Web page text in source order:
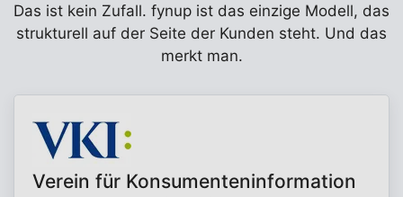
Das ist kein Zufall. fynup ist das einzige Modell, das
strukturell auf der Seite der Kunden steht. Und das
merkt man.
Verein für Konsumenteninformation